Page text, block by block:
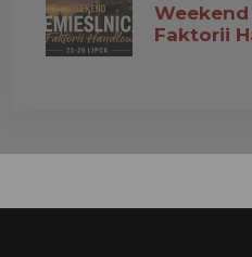
Faktorii